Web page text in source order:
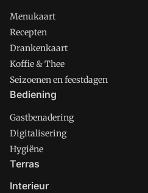
Menukaart
Recepten
Drankenkaart
Koffie & Thee
Seizoenen en feestdagen
Bediening
Gastbenadering
Digitalisering
Hygiëne
Terras
Interieur